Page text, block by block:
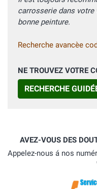
carrosserie dans
bonne peinture.
Recherche avancèe
NE TROUVEZ VOTRE
RECHERCHE
AVEZ-VOUS DES
Appelez-nous á nos